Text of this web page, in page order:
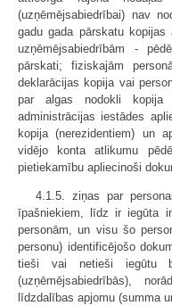
(uzņēmējsabiedrībai) nav
gadu gada pārskatu
uzņēmējsabiedrībām -
pārskati; fiziskajām
deklarācijas kopija vai
par algas nodokli kopija
administrācijas iestādes
kopija (nerezidentiem) un
vidējo konta atlikumu
pietiekamību apliecinoši
4.1.5. ziņas par
īpašniekiem, līdz ir iegūta
personām, un visu šo
personu) identificējošo
tieši vai netieši iegūtu
(uzņēmējsabiedrībās),
līdzdalības apjomu (summa